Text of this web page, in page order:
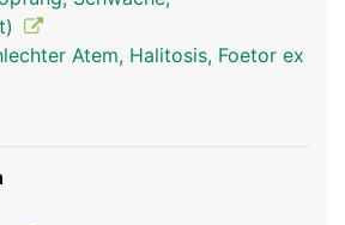
in die Zahnhöhle
ist nicht mit dem
sondern erst mit der
wodurch sich im
eine natürliche
bildet, die normalerweise
Millimeter tief ist.
Atem, Halitosis, Foetor ex